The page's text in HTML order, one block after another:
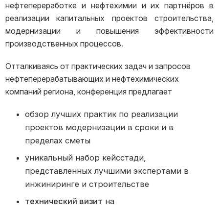
нефтепереработке и нефтехимии и их партнёров в
реализации капитальных проектов строительства,
модернизации и повышения эффективности
производственных процессов.
Отталкиваясь от практических задач и запросов
нефтеперерабатывающих и нефтехимических
компаний региона, конференция предлагает
обзор лучших практик по реализации
проектов модернизации в сроки и в
пределах сметы
уникальный набор кейсстади,
представленных лучшими экспертами в
инжиниринге и строительстве
технический визит на